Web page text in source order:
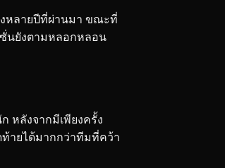
งหลายปีที่ผ่านมา ขณะที่
ซั่นยังตามหลอกหลอน
หลังจากมีเพียงครั้ง
ท้ายได้มากกว่าทีมที่คว้า